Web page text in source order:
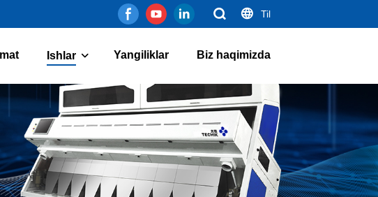
Til
Ishlar Yangiliklar Biz haqimizda